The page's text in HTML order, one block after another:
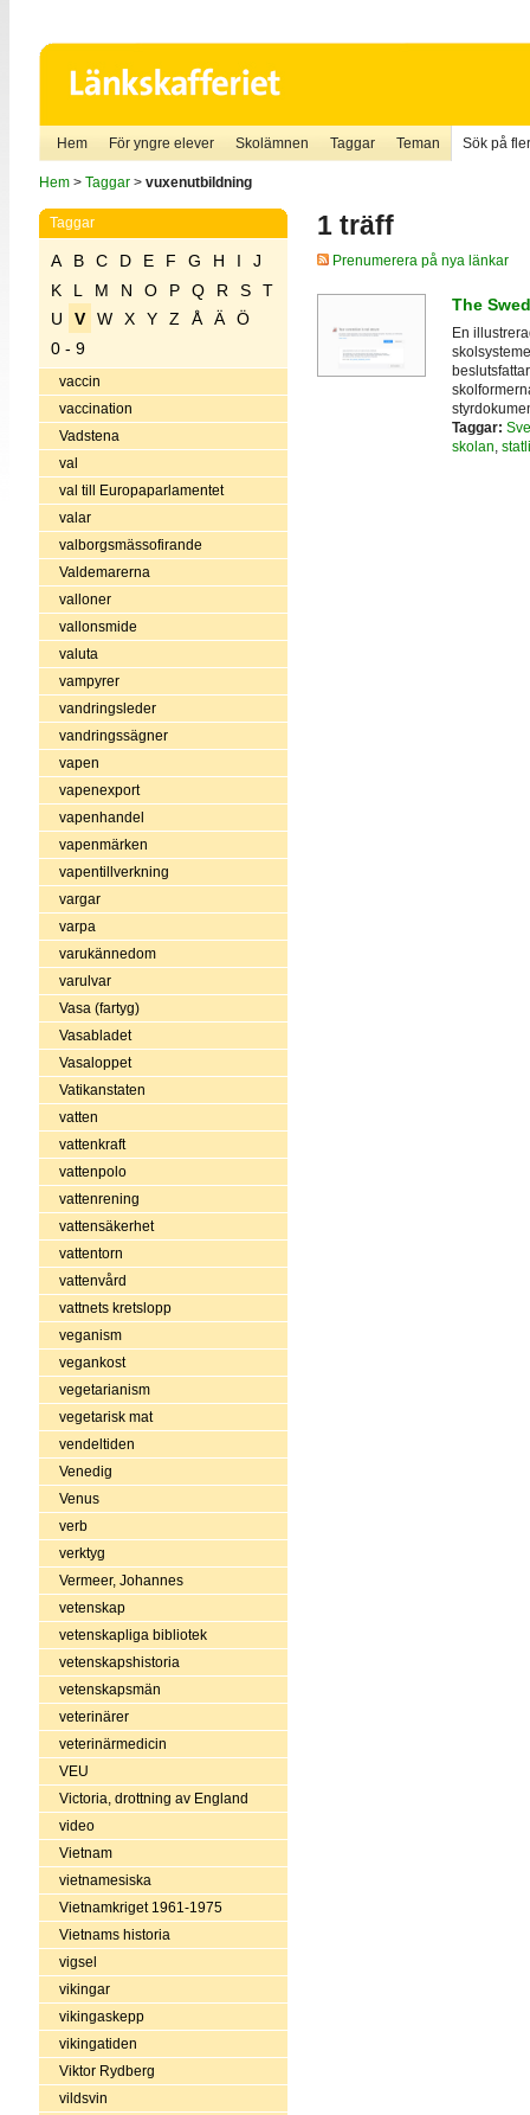
Hem För yngre elever Skolämnen Taggar Teman Sök på
Hem> Taggar> vuxenutbildning
Taggar
A B C D E F G H I
J
K
L M N O P Q R S
T
U
V W X Y Z Å Ä
Ö
0 - 9
vaccin
vaccination
Vadstena
val
val till Europaparlamentet
valar
valborgsmässofirande
Valdemarerna
valloner
vallonsmide
valuta
vampyrer
vandringsleder
vandringssägner
vapen
vapenexport
vapenhandel
vapenmärken
vapentillverkning
vargar
varpa
varukännedom
varulvar
Vasa (fartyg)
Vasabladet
Vasaloppet
Vatikanstaten
vatten
vattenkraft
vattenpolo
vattenrening
vattensäkerhet
vattentorn
vattenvård
vattnets kretslopp
veganism
vegankost
vegetarianism
vegetarisk mat
vendeltiden
Venedig
Venus
verb
verktyg
Vermeer, Johannes
vetenskap
vetenskapliga bibliotek
vetenskapshistoria
vetenskapsmän
veterinärer
veterinärmedicin
VEU
Victoria, drottning av England
video
Vietnam
vietnamesiska
Vietnamkriget 1961-1975
Vietnams historia
vigsel
vikingar
vikingaskepp
vikingatiden
Viktor Rydberg
vildsvin
1 träff
Prenumerera på nya länkar
The
En
Taggar:
skolan